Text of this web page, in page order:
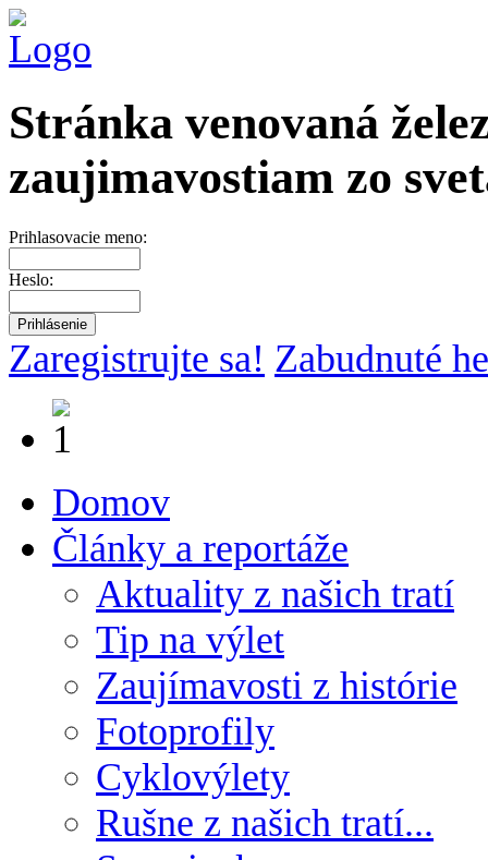
Stránka venovaná
zaujimavostiam zo
Prihlasovacie meno:
Heslo:
Zaregistrujte sa! Zabudnuté
Domov
Články a reportáže
Aktuality z našich tratí
Tip na výlet
Zaujímavosti z histórie
Fotoprofily
Cyklovýlety
Rušne z našich tratí...